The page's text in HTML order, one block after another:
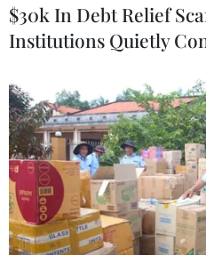
New Zealand chủ trì
Cấp cao APEC lần thứ
12/11/2021 12:23
Các nhà lãnh đạo thảo luận
ra biện pháp thúc đẩy phục
bao gồm ứng phó dịch
$30k In Debt Relief
Institutions Quietly